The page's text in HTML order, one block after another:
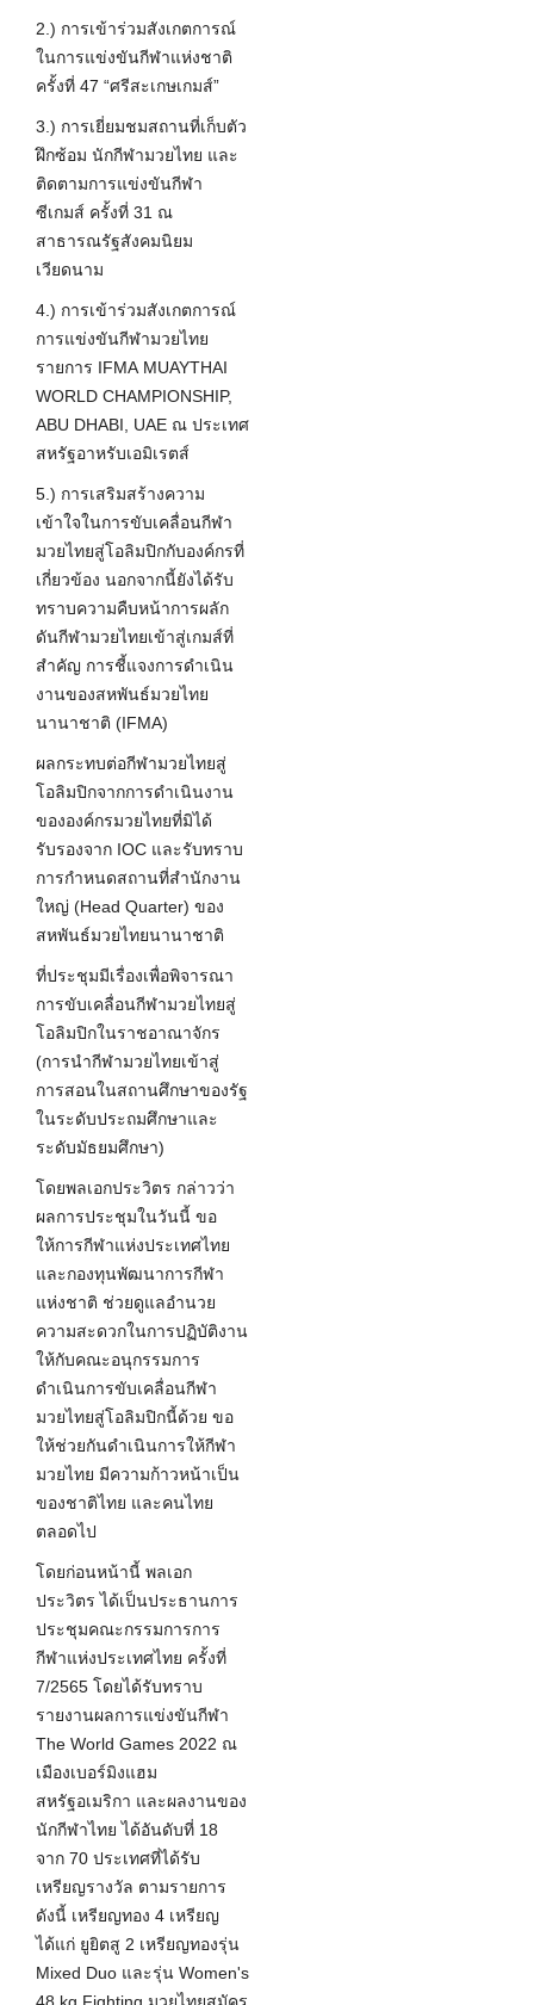
2.) การเข้าร่วมสังเกตการณ์
ในการแข่งขันกีฬาแห่งชาติ
ครั้งที่ 47 “ศรีสะเกษเกมส์”
3.) การเยี่ยมชมสถานที่เก็บตัว
ฝึกซ้อม นักกีฬามวยไทย และ
ติดตามการแข่งขันกีฬา
ซีเกมส์ ครั้งที่ 31 ณ
สาธารณรัฐสังคมนิยม
เวียดนาม
4.) การเข้าร่วมสังเกตการณ์
การแข่งขันกีฬามวยไทย
รายการ IFMA MUAYTHAI
WORLD CHAMPIONSHIP,
ABU DHABI, UAE ณ ประเทศ
สหรัฐอาหรับเอมิเรตส์
5.) การเสริมสร้างความ
เข้าใจในการขับเคลื่อนกีฬา
มวยไทยสู่โอลิมปิกกับองค์กรที่
เกี่ยวข้อง นอกจากนี้ยังได้รับ
ทราบความคืบหน้าการผลัก
ดันกีฬามวยไทยเข้าสู่เกมส์ที่
สำคัญ การชี้แจงการดำเนิน
งานของสหพันธ์มวยไทย
นานาชาติ (IFMA)
ผลกระทบต่อกีฬามวยไทยสู่
โอลิมปิกจากการดำเนินงาน
ขององค์กรมวยไทยที่มิได้
รับรองจาก IOC และรับทราบ
การกำหนดสถานที่สำนักงาน
ใหญ่ (Head Quarter) ของ
สหพันธ์มวยไทยนานาชาติ
ที่ประชุมมีเรื่องเพื่อพิจารณา
การขับเคลื่อนกีฬามวยไทยสู่
โอลิมปิกในราชอาณาจักร
(การนำกีฬามวยไทยเข้าสู่
การสอนในสถานศึกษาของรัฐ
ในระดับประถมศึกษาและ
ระดับมัธยมศึกษา)
โดยพลเอกประวิตร กล่าวว่า
ผลการประชุมในวันนี้ ขอ
ให้การกีฬาแห่งประเทศไทย
และกองทุนพัฒนาการกีฬา
แห่งชาติ ช่วยดูแลอำนวย
ความสะดวกในการปฏิบัติงาน
ให้กับคณะอนุกรรมการ
ดำเนินการขับเคลื่อนกีฬา
มวยไทยสู่โอลิมปิกนี้ด้วย ขอ
ให้ช่วยกันดำเนินการให้กีฬา
มวยไทย มีความก้าวหน้าเป็น
ของชาติไทย และคนไทย
ตลอดไป
โดยก่อนหน้านี้ พลเอก
ประวิตร ได้เป็นประธานการ
ประชุมคณะกรรมการการ
กีฬาแห่งประเทศไทย ครั้งที่
7/2565 โดยได้รับทราบ
รายงานผลการแข่งขันกีฬา
The World Games 2022 ณ
เมืองเบอร์มิงแฮม
สหรัฐอเมริกา และผลงานของ
นักกีฬาไทย ได้อันดับที่ 18
จาก 70 ประเทศที่ได้รับ
เหรียญรางวัล ตามรายการ
ดังนี้ เหรียญทอง 4 เหรียญ
ได้แก่ ยูยิตสู 2 เหรียญทองรุ่น
Mixed Duo และรุ่น Women's